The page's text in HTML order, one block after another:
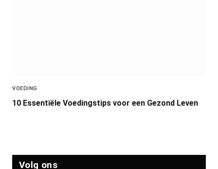
VOEDING
10 Essentiële Voedingstips voor een Gezond Leven
Volg ons